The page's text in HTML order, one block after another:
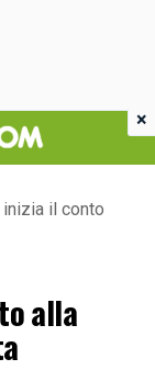
il conto
alla
×